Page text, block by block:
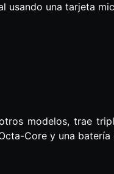
usando una tarjeta
modelos, trae
Core y una batería